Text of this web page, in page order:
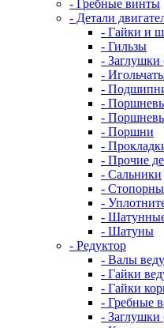
- Гребные винты
- Детали
- Гайки и
- Гильзы
- Заглушки
-
-
-
-
- Поршни
-
- Прочие
- Сальники
-
-
-
- Шатуны
- Редуктор
- Валы
- Гайки
- Гайки
- Гребные
- Заглушки